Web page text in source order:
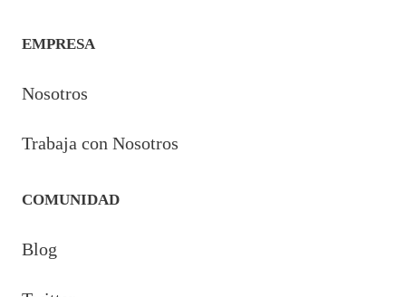
EMPRESA
Nosotros
Trabaja con Nosotros
COMUNIDAD
Blog